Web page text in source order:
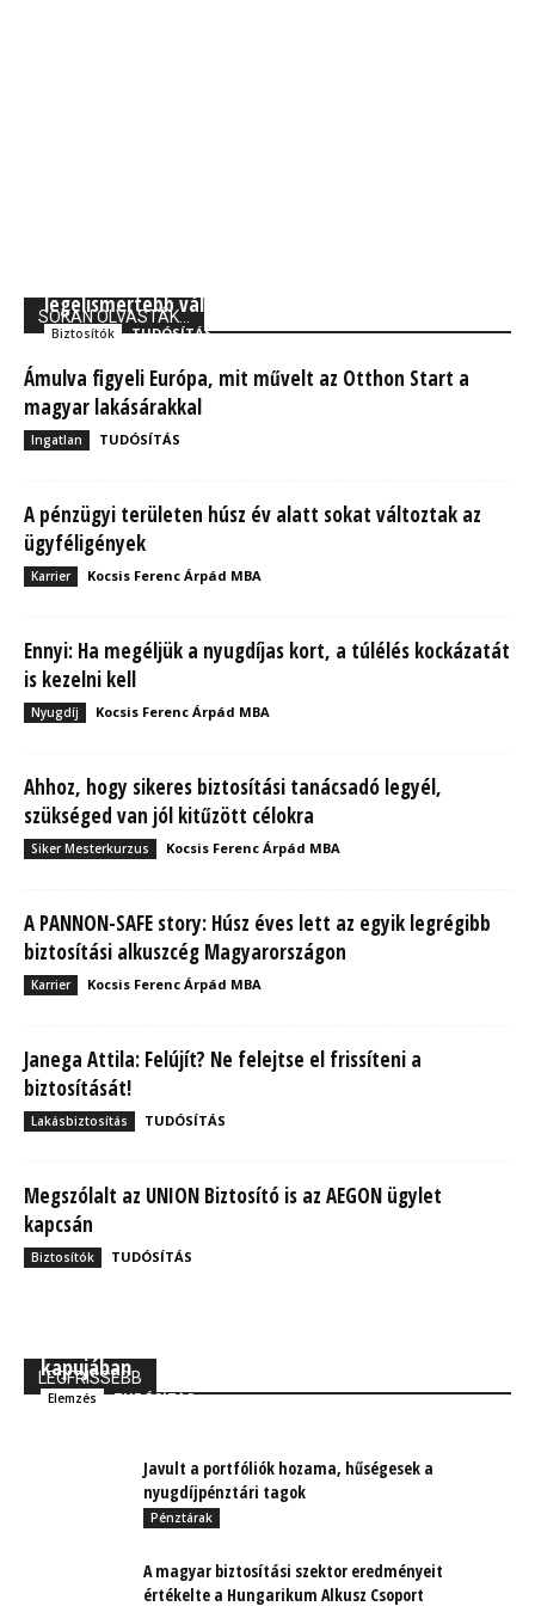
SOKAN OLVASTÁK...
legelismertebb vállalata között
Biztosítók TUDÓSÍTÁS
Ámulva figyeli Európa, mit művelt az Otthon Start a
magyar lakásárakkal
Ingatlan TUDÓSÍTÁS
A pénzügyi területen húsz év alatt sokat változtak az
ügyféligények
Karrier Kocsis Ferenc Árpád MBA
Ennyi: Ha megéljük a nyugdíjas kort, a túlélés kockázatát
is kezelni kell
Nyugdíj Kocsis Ferenc Árpád MBA
Ahhoz, hogy sikeres biztosítási tanácsadó legyél,
szükséged van jól kitűzött célokra
Siker Mesterkurzus Kocsis Ferenc Árpád MBA
A PANNON-SAFE story: Húsz éves lett az egyik legrégibb
biztosítási alkuszcég Magyarországon
Karrier Kocsis Ferenc Árpád MBA
Janega Attila: Felújít? Ne felejtse el frissíteni a
biztosítását!
Lakásbiztosítás TUDÓSÍTÁS
Megszólalt az UNION Biztosító is az AEGON ügylet
kapcsán
Biztosítók TUDÓSÍTÁS
LEGFRISSEBB
kapujában
Elemzés TUDÓSÍTÁS
Javult a portfóliók hozama, hűségesek a
nyugdíjpénztári tagok
Pénztárak
A magyar biztosítási szektor eredményeit
értékelte a Hungarikum Alkusz Csoport